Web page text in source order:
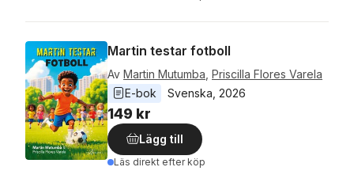
Martin testar fotboll
Av Martin Mutumba Priscilla Flores Varela
E-bok
Svenska 2026
149 kr
Lägg till
Läs direkt efter köp